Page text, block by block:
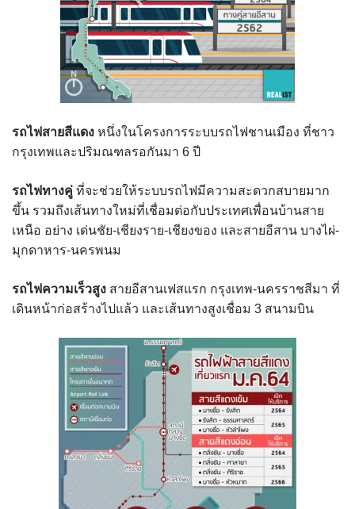
รถไฟสายสีแดง หนึ่งในโครงการระบบรถไฟชานเมือง ที่ชาว
กรุงเทพและปริมณฑลรอกันมา 6 ปี
รถไฟทางคู่ ที่จะช่วยให้ระบบรถไฟมีความสะดวกสบายมาก
ขึ้น รวมถึงเส้นทางใหม่ที่เชื่อมต่อกับประเทศเพื่อนบ้านสาย
เหนือ อย่าง เด่นชัย-เชียงราย-เชียงของ และสายอีสาน บางไผ่-
มุกดาหาร-นครพนม
รถไฟความเร็วสูง สายอีสานเฟสแรก กรุงเทพ-นครราชสีมา ที่
เดินหน้าก่อสร้างไปแล้ว และเส้นทางสูงเชื่อม 3 สนามบิน